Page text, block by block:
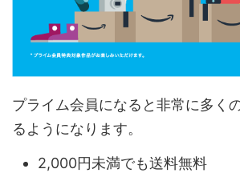
プライム会員になると非常に多く
るようになります。
2,000円未満でも送料無料